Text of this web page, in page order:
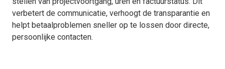
verbetert de communicatie, verhoogt de transparantie en
helpt betaalproblemen sneller op te lossen door directe,
persoonlijke contacten.